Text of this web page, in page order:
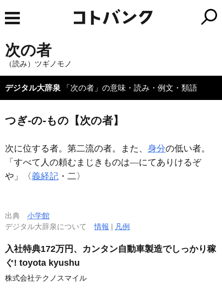
次の者
（読み）ツギノモノ
デジタル大辞泉 「次の者」の意味・読み・例文・類語
つぎ‐の‐もの【次の者】
次に位する者。第二流の者。また、 身分の低い者。
「すべて人の頼むまじきものは―にてありけるぞ
や」〈義経記 ・二〉
出典 小学館
デジタル大辞泉について情報 | 凡例
入社特典172万円、カンタン自動車製造でしっかり稼
ぐ! toyota kyushu
株式会社テクノスマイル